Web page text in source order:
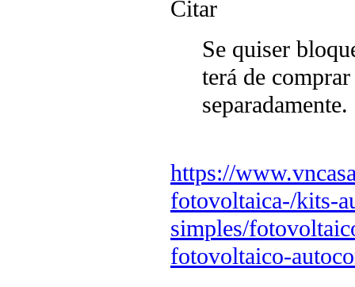
Citar
Se quiser
terá de
separadamente.
https://
fotovoltaica-/kits-
simples/
fotovoltaico-